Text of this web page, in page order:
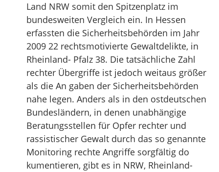
Land NRW somit den Spitzenplatz im
bundesweiten Vergleich ein. In Hessen
erfassten die Sicherheitsbehörden im Jahr
2009 22 rechtsmotivierte Gewaltdelikte, in
Rheinland- Pfalz 38. Die tatsächliche Zahl
rechter Übergriffe ist jedoch weitaus größer
als die An gaben der Sicherheitsbehörden
nahe legen. Anders als in den ostdeutschen
Bundesländern, in denen unabhängige
Beratungsstellen für Opfer rechter und
rassistischer Gewalt durch das so genannte
Monitoring rechte Angriffe sorgfältig do
kumentieren, gibt es in NRW, Rheinland-